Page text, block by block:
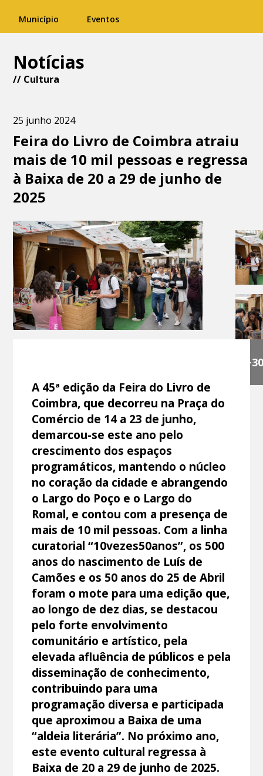
Município Eventos
Notícias
// Cultura
25 junho 2024
Feira do Livro de Coimbra atraiu
mais de 10 mil pessoas e regressa
à Baixa de 20 a 29 de junho de
2025
+30
A 45ª edição da Feira do Livro de
Coimbra, que decorreu na Praça do
Comércio de 14 a 23 de junho,
demarcou-se este ano pelo
crescimento dos espaços
programáticos, mantendo o núcleo
no coração da cidade e abrangendo
o Largo do Poço e o Largo do
Romal, e contou com a presença de
mais de 10 mil pessoas. Com a linha
curatorial “10vezes50anos”, os 500
anos do nascimento de Luís de
Camões e os 50 anos do 25 de Abril
foram o mote para uma edição que,
ao longo de dez dias, se destacou
pelo forte envolvimento
comunitário e artístico, pela
elevada afluência de públicos e pela
disseminação de conhecimento,
contribuindo para uma
programação diversa e participada
que aproximou a Baixa de uma
“aldeia literária”. No próximo ano,
este evento cultural regressa à
Baixa de 20 a 29 de junho de 2025.